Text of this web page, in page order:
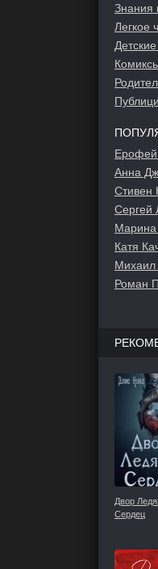
Знания
Легкое
Анна
Стивен
Сергей
Марина
Катя
Михаил
Роман
Двор
Сердец